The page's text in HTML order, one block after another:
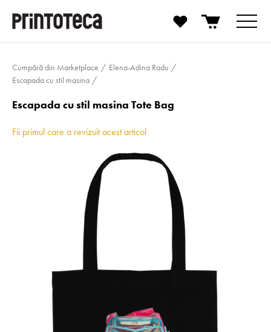
Cumpără din Marketplace
Elena-Adina Radu
Escapada cu stil masina
Escapada cu stil masina Tote Bag
Fii primul care a revizuit acest articol